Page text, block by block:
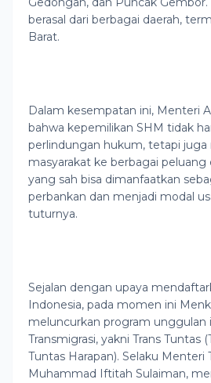
berasal dari berbagai daerah,
Barat.
Dalam kesempatan ini, Menteri
bahwa kepemilikan SHM tidak
perlindungan hukum, tetapi juga
masyarakat ke berbagai peluang
yang sah bisa dimanfaatkan
perbankan dan menjadi modal
tuturnya.
Sejalan dengan upaya
Indonesia, pada momen ini
meluncurkan program unggulan
Transmigrasi, yakni Trans Tuntas
Tuntas Harapan). Selaku Menteri
Muhammad Iftitah Sulaiman,